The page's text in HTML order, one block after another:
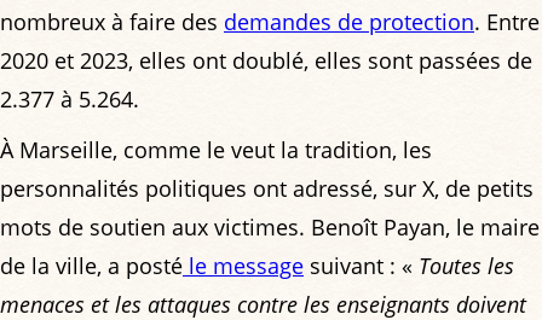
nombreux à faire des demandes de protection. Entre
2020 et 2023, elles ont doublé, elles sont passées de
2.377 à 5.264.
À Marseille, comme le veut la tradition, les
personnalités politiques ont adressé, sur X, de petits
mots de soutien aux victimes. Benoît Payan, le maire
de la ville, a posté le message suivant : « Toutes les
menaces et les attaques contre les enseignants doivent